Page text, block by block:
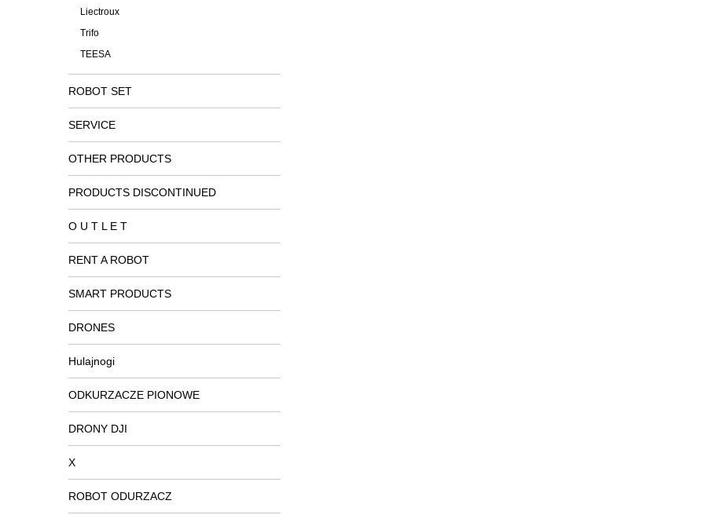
Liectroux
Trifo
TEESA
ROBOT SET
SERVICE
OTHER PRODUCTS
PRODUCTS DISCONTINUED
O U T L E T
RENT A ROBOT
SMART PRODUCTS
DRONES
Hulajnogi
ODKURZACZE PIONOWE
DRONY DJI
X
ROBOT ODURZACZ